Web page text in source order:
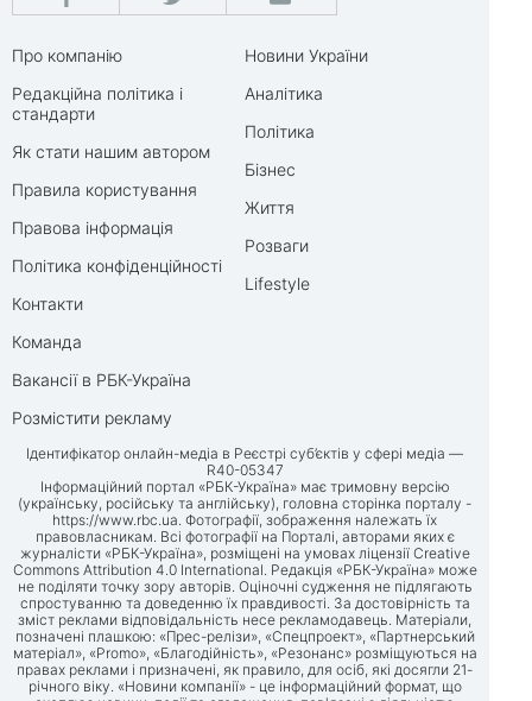
Про компанію
Редакційна політика і
стандарти
Як стати нашим автором
Правила користування
Правова інформація
Політика конфіденційності
Контакти
Команда
Вакансії в РБК-Україна
Розмістити рекламу
Новини України
Аналітика
Політика
Бізнес
Життя
Розваги
Lifestyle
Ідентифікатор онлайн-медіа в Реєстрі суб’єктів у сфері медіа —
R40-05347
Інформаційний портал «РБК-Україна» має тримовну версію
(українську, російську та англійську), головна сторінка порталу -
https://www.rbc.ua. Фотографії, зображення належать їх
правовласникам. Всі фотографії на Порталі, авторами яких є
журналісти «РБК-Україна», розміщені на умовах ліцензії Creative
Commons Attribution 4.0 International. Редакція «РБК-Україна» може
не поділяти точку зору авторів. Оціночні судження не підлягають
спростуванню та доведенню їх правдивості. За достовірність та
зміст реклами відповідальність несе рекламодавець. Матеріали,
позначені плашкою: «Прес-релізи», «Спецпроект», «Партнерський
матеріал», «Promo», «Благодійність», «Резонанс» розміщуються на
правах реклами і призначені, як правило, для осіб, які досягли 21-
річного віку. «Новини компанії» - це інформаційний формат, що